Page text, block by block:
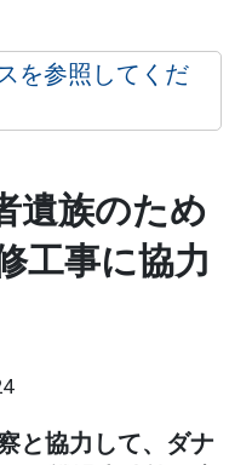
を参照してくだ
遺族のため
工事に協力
と協力して、ダナ